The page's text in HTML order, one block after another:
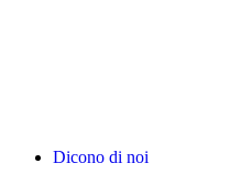
Dicono di noi